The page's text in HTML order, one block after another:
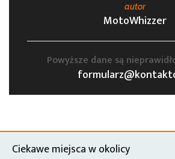
autor
MotoWhizzer
Powyższe dane są
Ciekawe miejsca w okolicy